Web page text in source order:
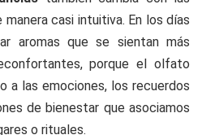
casi intuitiva. En los días
aromas que se sientan más
porque el olfato
a las emociones, los recuerdos
de bienestar que asociamos
o rituales.